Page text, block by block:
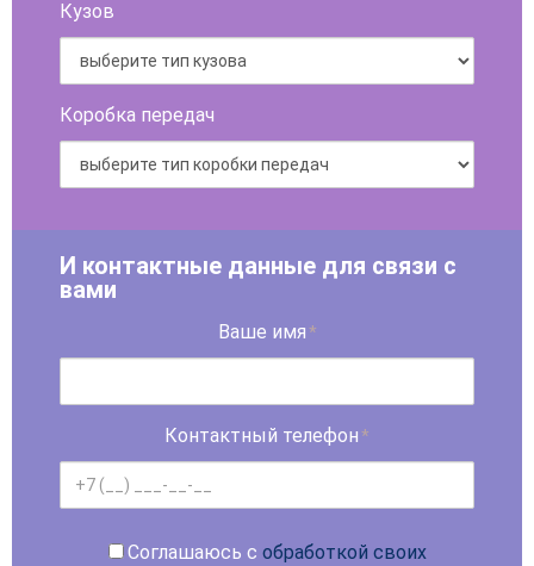
Кузов
Коробка передач
И контактные данные для связи с
вами
Ваше имя *
Контактный телефон *
Соглашаюсь с обработкой своих